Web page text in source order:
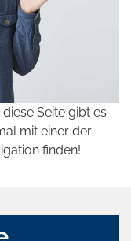
Seite gibt es
mit einer der
finden!